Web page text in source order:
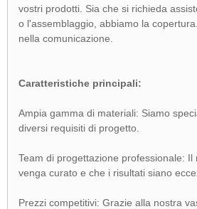
vostri prodotti. Sia che si richieda
o l'assemblaggio, abbiamo la
nella comunicazione.
Caratteristiche principali:
Ampia gamma di materiali: Siamo
diversi requisiti di progetto.
Team di progettazione professionale:
venga curato e che i risultati siano
Prezzi competitivi: Grazie alla nostra